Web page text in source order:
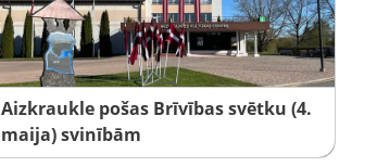
Aizkraukle pošas Brīvības svētku (4.
maija) svinībām